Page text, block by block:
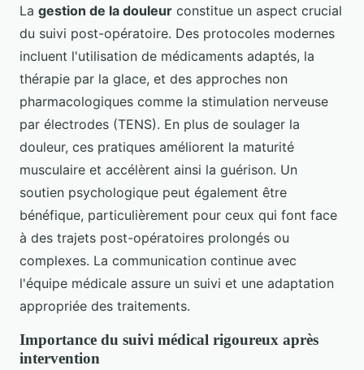
La gestion de la douleur constitue un aspect crucial
du suivi post-opératoire. Des protocoles modernes
incluent l'utilisation de médicaments adaptés, la
thérapie par la glace, et des approches non
pharmacologiques comme la stimulation nerveuse
par électrodes (TENS). En plus de soulager la
douleur, ces pratiques améliorent la maturité
musculaire et accélèrent ainsi la guérison. Un
soutien psychologique peut également être
bénéfique, particulièrement pour ceux qui font face
à des trajets post-opératoires prolongés ou
complexes. La communication continue avec
l'équipe médicale assure un suivi et une adaptation
appropriée des traitements.
Importance du suivi médical rigoureux après
intervention